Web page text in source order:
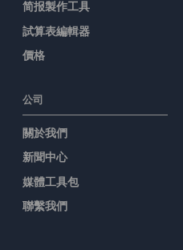
简报製作工具
試算表編輯器
價格
公司
關於我們
新聞中心
媒體工具包
聯繫我們